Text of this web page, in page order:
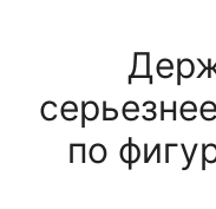
по